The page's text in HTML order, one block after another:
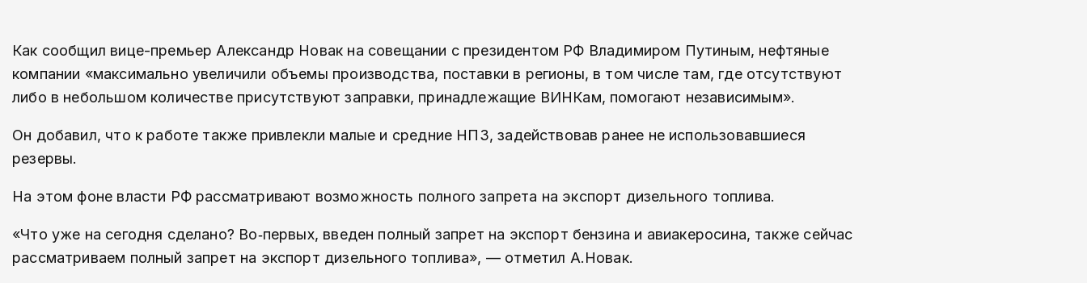
Как сообщил вице-премьер Александр Новак на совещании с президентом РФ Владимиром Путиным, нефтяные
компании «максимально увеличили объемы производства, поставки в регионы, в том числе там, где отсутствуют
либо в небольшом количестве присутствуют заправки, принадлежащие ВИНКам, помогают независимым».
Он добавил, что к работе также привлекли малые и средние НПЗ, задействовав ранее не использовавшиеся
резервы.
На этом фоне власти РФ рассматривают возможность полного запрета на экспорт дизельного топлива.
«Что уже на сегодня сделано? Во‑первых, введен полный запрет на экспорт бензина и авиакеросина, также сейчас
рассматриваем полный запрет на экспорт дизельного топлива», — отметил А.Новак.